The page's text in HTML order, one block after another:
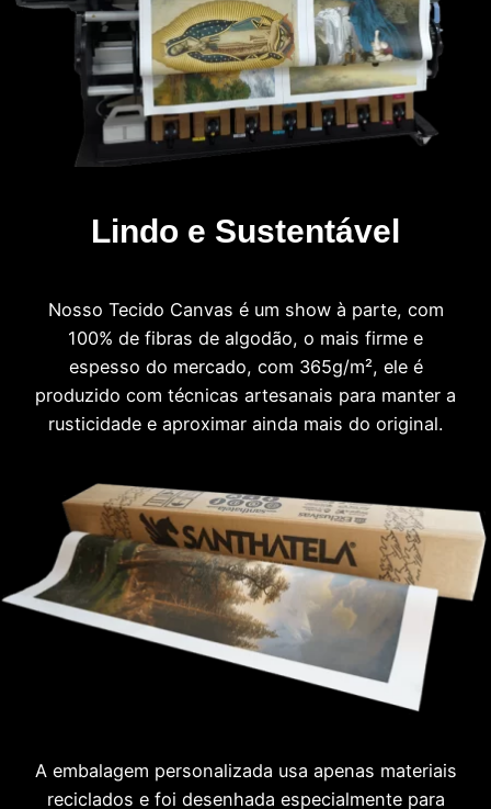
Lindo e Sustentável
Nosso Tecido Canvas é um show à parte, com
100% de fibras de algodão, o mais firme e
espesso do mercado, com 365g/m², ele é
produzido com técnicas artesanais para manter a
rusticidade e aproximar ainda mais do original.
A embalagem personalizada usa apenas materiais
reciclados e foi desenhada especialmente para